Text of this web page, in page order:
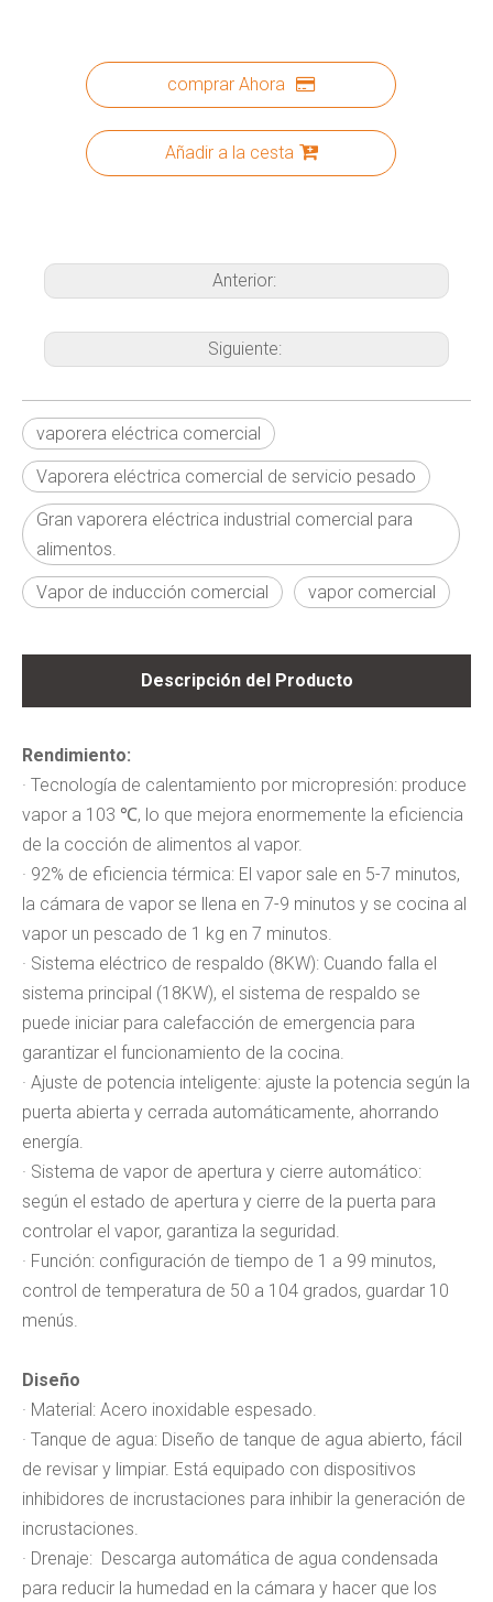
comprar Ahora
Añadir a la cesta
Anterior:
Siguiente:
vaporera eléctrica comercial
Vaporera eléctrica comercial de servicio pesado
Gran vaporera eléctrica industrial comercial para
alimentos.
Vapor de inducción comercial vapor comercial
Descripción del Producto
Rendimiento:
· Tecnología de calentamiento por micropresión: produce
vapor a 103 ℃, lo que mejora enormemente la eficiencia
de la cocción de alimentos al vapor.
· 92% de eficiencia térmica: El vapor sale en 5-7 minutos,
la cámara de vapor se llena en 7-9 minutos y se cocina al
vapor un pescado de 1 kg en 7 minutos.
· Sistema eléctrico de respaldo (8KW): Cuando falla el
sistema principal (18KW), el sistema de respaldo se
puede iniciar para calefacción de emergencia para
garantizar el funcionamiento de la cocina.
· Ajuste de potencia inteligente: ajuste la potencia según la
puerta abierta y cerrada automáticamente, ahorrando
energía.
· Sistema de vapor de apertura y cierre automático:
según el estado de apertura y cierre de la puerta para
controlar el vapor, garantiza la seguridad.
· Función: configuración de tiempo de 1 a 99 minutos,
control de temperatura de 50 a 104 grados, guardar 10
menús.
Diseño
· Material: Acero inoxidable espesado.
· Tanque de agua: Diseño de tanque de agua abierto, fácil
de revisar y limpiar. Está equipado con dispositivos
inhibidores de incrustaciones para inhibir la generación de
incrustaciones.
· Drenaje: Descarga automática de agua condensada
para reducir la humedad en la cámara y hacer que los